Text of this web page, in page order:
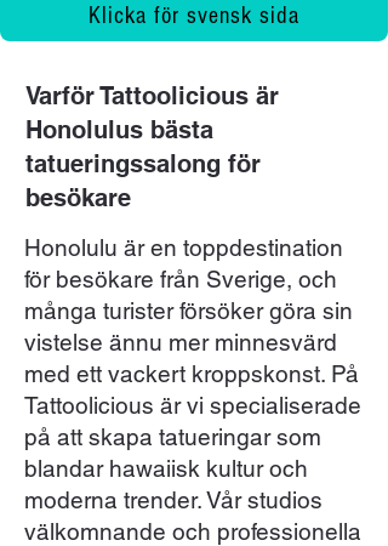
Klicka för svensk sida
Varför Tattoolicious är
Honolulus bästa
tatueringssalong för
besökare
Honolulu är en toppdestination
för besökare från Sverige, och
många turister försöker göra sin
vistelse ännu mer minnesvärd
med ett vackert kroppskonst. På
Tattoolicious är vi specialiserade
på att skapa tatueringar som
blandar hawaiisk kultur och
moderna trender. Vår studios
välkomnande och professionella